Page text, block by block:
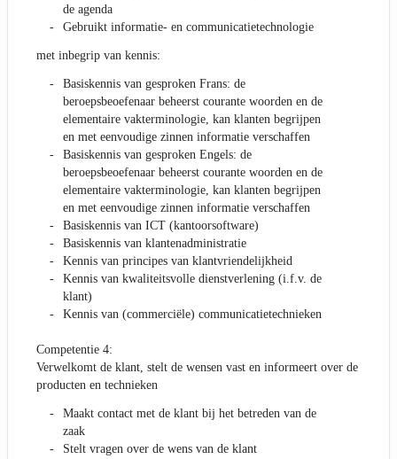
de agenda
Gebruikt informatie- en communicatietechnologie
met inbegrip van kennis:
Basiskennis van gesproken Frans: de
beroepsbeoefenaar beheerst courante woorden en de
elementaire vakterminologie, kan klanten begrijpen
en met eenvoudige zinnen informatie verschaffen
Basiskennis van gesproken Engels: de
beroepsbeoefenaar beheerst courante woorden en de
elementaire vakterminologie, kan klanten begrijpen
en met eenvoudige zinnen informatie verschaffen
Basiskennis van ICT (kantoorsoftware)
Basiskennis van klantenadministratie
Kennis van principes van klantvriendelijkheid
Kennis van kwaliteitsvolle dienstverlening (i.f.v. de
klant)
Kennis van (commerciële) communicatietechnieken
Competentie 4:
Verwelkomt de klant, stelt de wensen vast en informeert over de
producten en technieken
Maakt contact met de klant bij het betreden van de
zaak
Stelt vragen over de wens van de klant